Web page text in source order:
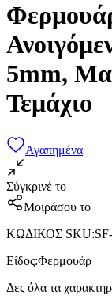
5mm,
Τεμάχιο
Αγαπημένα
Σύγκρινέ το
Μοιράσου το
ΚΩΔΙΚΟΣ SKU:
Είδος:Φερμουάρ
Δες όλα τα